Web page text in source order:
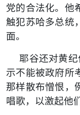
党的合法化。他
触犯苏哈多总统
面。
耶谷还对黄纪
示不能被政府所
那样散布憎恨，
唱歌，以激起他